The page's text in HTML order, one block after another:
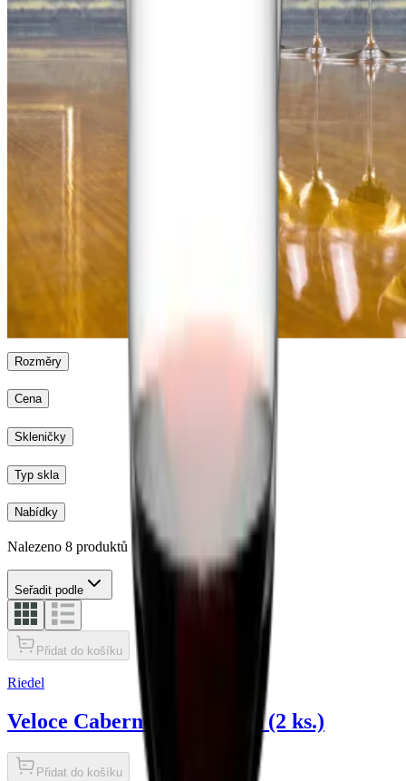
Riedel
Rozměry
Cena
Skleničky
Typ skla
Nabídky
Nalezeno 8 produktů
Seřadit podle
Přidat do košíku
Riedel
Veloce Cabernet Sauvignon (2 ks.)
Přidat do košíku